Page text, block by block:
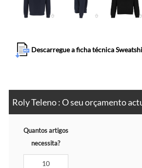
Descarregue a ficha técnica
Roly Teleno : O seu orçamento
Quantos artigos
necessita?